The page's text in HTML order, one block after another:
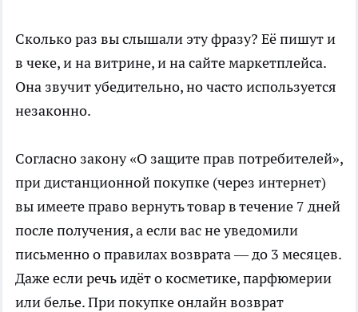
Сколько раз вы слышали эту фразу? Её пишут и
в чеке, и на витрине, и на сайте маркетплейса.
Она звучит убедительно, но часто используется
незаконно.
Согласно закону «О защите прав потребителей»,
при дистанционной покупке (через интернет)
вы имеете право вернуть товар в течение 7 дней
после получения, а если вас не уведомили
письменно о правилах возврата — до 3 месяцев.
Даже если речь идёт о косметике, парфюмерии
или белье. При покупке онлайн возврат